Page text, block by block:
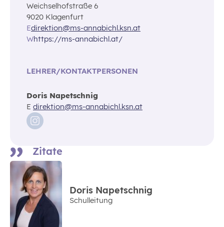
Weichselhofstraße 6
9020 Klagenfurt
Edirektion@ms-annabichl.ksn.at
Whttps://ms-annabichl.at/
LEHRER/KONTAKTPERSONEN
Doris Napetschnig
E direktion@ms-annabichl.ksn.at
Zitate
Doris Napetschnig
Schulleitung